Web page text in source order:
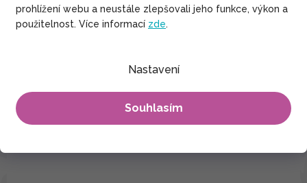
prohlížení webu a neustále zlepšovali jeho funkce, výkon a
použitelnost. Více informací zde.
Nastavení
Souhlasím